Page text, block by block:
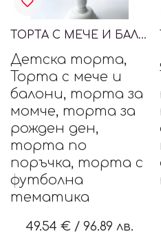
ТОРТА С МЕЧЕ И БАЛОНИ
Детска торта,
Торта с мече и
балони, торта за
момче, торта за
рожден ден,
торта по
поръчка, торта с
футболна
тематика
49.54 € / 96.89 лв.